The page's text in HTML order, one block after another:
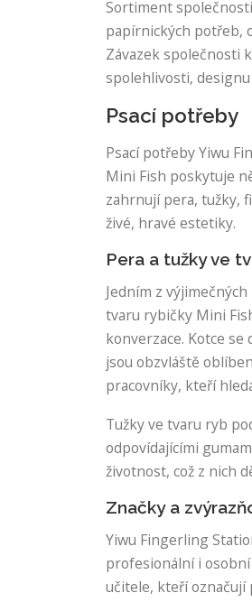
Sortiment
papírnických potřeb,
Závazek společnosti
spolehlivosti,
Psací potřeby
Psací potřeby Yiwu
Mini Fish poskytuje
zahrnují pera, tužky,
živé, hravé estetiky.
Pera a tužky ve
Jedním z
tvaru rybičky Mini
konverzace. Kotce
jsou obzvláště
pracovníky, kteří
Tužky ve tvaru ryb
odpovídajícími
životnost, což z nich
Značky a
Yiwu Fingerling
profesionální i osobní
učitele, kteří označují